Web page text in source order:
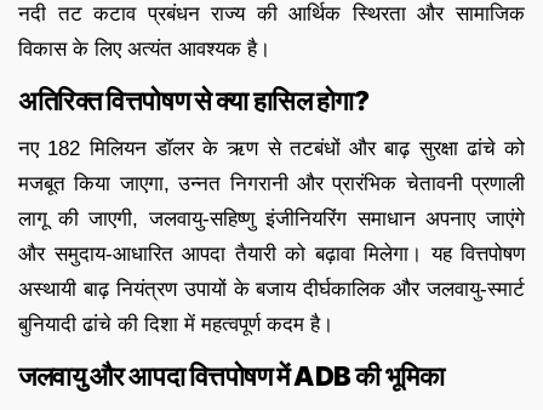
नदी तट कटाव प्रबंधन राज्य की आर्थिक स्थिरता और सामाजिक
विकास के लिए अत्यंत आवश्यक है।
अतिरिक्त वित्तपोषण से क्या हासिल होगा?
नए 182 मिलियन डॉलर के ऋण से तटबंधों और बाढ़ सुरक्षा ढांचे को
मजबूत किया जाएगा, उन्नत निगरानी और प्रारंभिक चेतावनी प्रणाली
लागू की जाएगी, जलवायु-सहिष्णु इंजीनियरिंग समाधान अपनाए जाएंगे
और समुदाय-आधारित आपदा तैयारी को बढ़ावा मिलेगा। यह वित्तपोषण
अस्थायी बाढ़ नियंत्रण उपायों के बजाय दीर्घकालिक और जलवायु-स्मार्ट
बुनियादी ढांचे की दिशा में महत्वपूर्ण कदम है।
जलवायु और आपदा वित्तपोषण में ADB की भूमिका